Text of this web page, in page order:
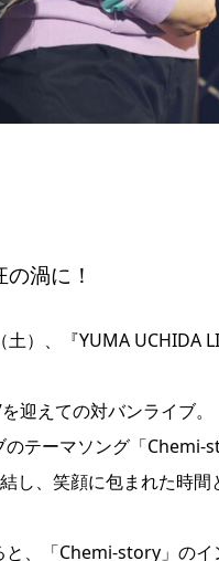
渦に！
）、『YUMA UCHIDA
迎えての対バンライブ
テーマソング「
し、笑顔に包まれた時間
、「Chemi-story」の